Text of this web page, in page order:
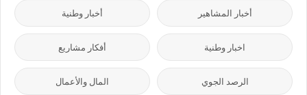
أخبار المشاهير أخبار وطنية
اخبار وطنية أفكار مشاريع
الرصد الجوي المال والأعمال